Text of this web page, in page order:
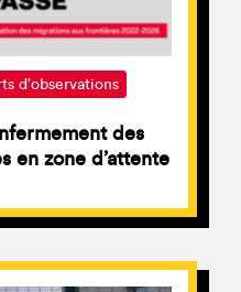
d'observations
des
en zone d’attente